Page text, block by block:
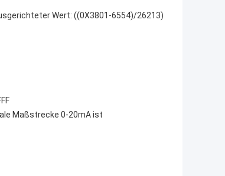
Wert: ((0X3801-6554)/26213)
Maßstrecke 0-20mA ist